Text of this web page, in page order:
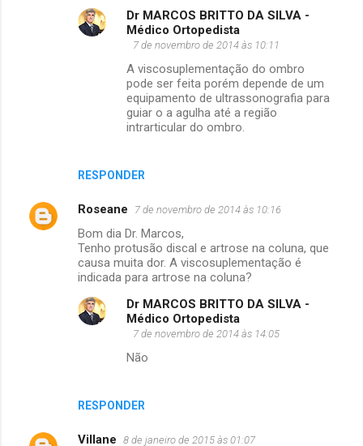
RESPONDER
Dr MARCOS BRITTO DA SILVA -
Médico Ortopedista
7 de novembro de 2014 às 10:11
A viscosuplementação do ombro
pode ser feita porém depende de um
equipamento de ultrassonografia para
guiar o a agulha até a região
intrarticular do ombro.
Roseane 7 de novembro de 2014 às 10:16
Bom dia Dr. Marcos,
Tenho protusão discal e artrose na coluna, que
causa muita dor. A viscosuplementação é
indicada para artrose na coluna?
RESPONDER
Dr MARCOS BRITTO DA SILVA -
Médico Ortopedista
7 de novembro de 2014 às 14:05
Não
Villane 8 de janeiro de 2015 às 01:07